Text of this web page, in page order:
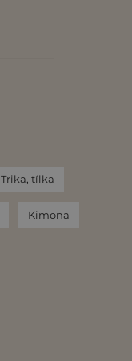
Trika, tílka
Kimona